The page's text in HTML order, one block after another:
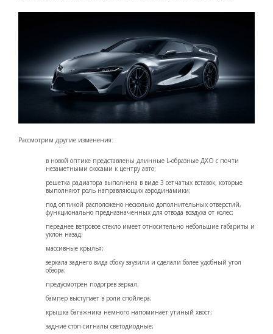
Рассмотрим другие изменения:
в новой оптике представлены длинные L-образные ДХО с почти
незаметными скосами к центру авто;
решетка радиатора выполнена в виде 3 сетчатых вставок, которые
выполняют роль направляющих аэродинамики;
под оптикой расположено несколько дополнительных отверстий,
функционально предназначенных для отвода воздуха от колес;
переднее ветровое стекло имеет относительно небольшие габариты и
уклон назад;
массивные крылья;
зеркала заднего вида сбоку заузили и сделали более удобный угол
обзора;
предусмотрен подогрев зеркал;
бампер выступает в роли спойлера;
крышка багажника немного напоминает утиный хвост;
задние стоп-сигналы светодиодные;